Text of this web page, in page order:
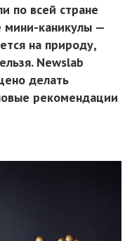
по всей стране
мини-каникулы —
на природу,
Newslab
делать
рекомендации